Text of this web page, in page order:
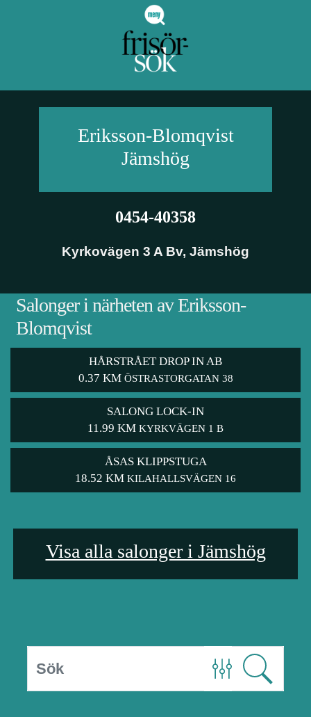
Eriksson-Blomqvist
Jämshög
0454-40358
Kyrkovägen 3 A Bv, Jämshög
Salonger i närheten av Eriksson-
Blomqvist
HÅRSTRÅET DROP IN AB
0.37 KM ÖSTRASTORGATAN 38
SALONG LOCK-IN
11.99 KM KYRKVÄGEN 1 B
ÅSAS KLIPPSTUGA
18.52 KM KILAHALLSVÄGEN 16
Visa alla salonger i Jämshög